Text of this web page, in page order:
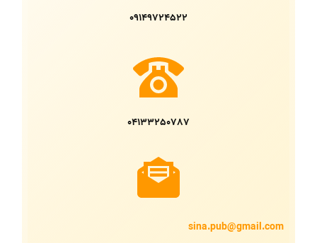
09149724522
04133250787
sina.pub@gmail.com